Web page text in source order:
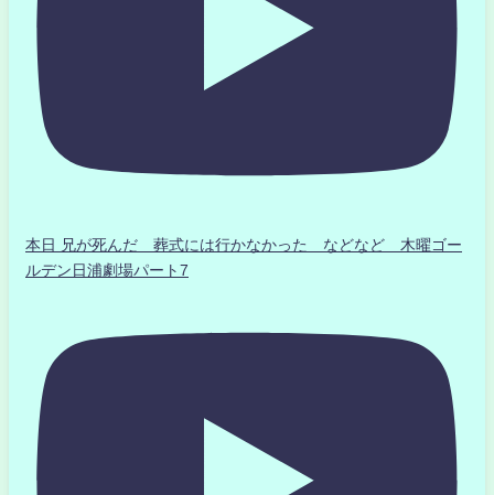
本日 兄が死んだ 葬式には行かなかった などなど 木曜ゴー
ルデン日浦劇場パート7